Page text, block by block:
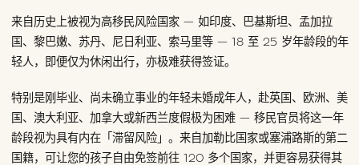
来自历史上被视为高移民风险国家 — 如印度、巴基斯坦、孟加拉
国、黎巴嫩、苏丹、尼日利亚、索马里等 — 18 至 25 岁年龄段的年
轻人，即便仅为休闲出行，亦极难获得签证。
特别是刚毕业、尚未确立事业的年轻未婚成年人，赴英国、欧洲、美
国、澳大利亚、加拿大或新西兰度假极为困难 — 移民官员将这一年
龄段视为具有内在「滞留风险」。来自加勒比国家或塞浦路斯的第二
国籍，可让您的孩子自由免签前往 120 多个国家，并更容易获得其